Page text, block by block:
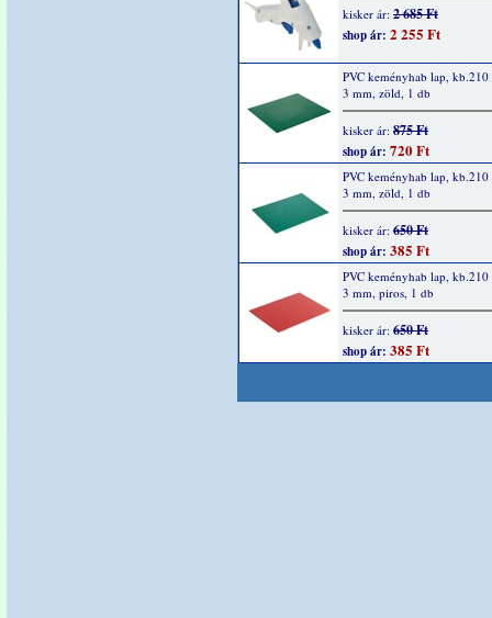
kisker ár: 2 685 Ft
shop ár: 2 255 Ft
PVC keményhab lap,
3 mm, zöld, 1 db
kisker ár: 875 Ft
shop ár: 720 Ft
PVC keményhab lap,
3 mm, zöld, 1 db
kisker ár: 650 Ft
shop ár: 385 Ft
PVC keményhab lap,
3 mm, piros, 1 db
kisker ár: 650 Ft
shop ár: 385 Ft